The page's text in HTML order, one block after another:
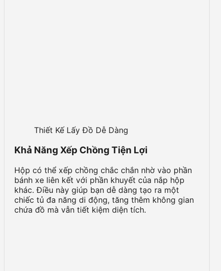
Thiết Kế Lấy Đồ Dễ Dàng
Khả Năng Xếp Chồng Tiện Lợi
Hộp có thể xếp chồng chắc chắn nhờ vào phần
bánh xe liên kết với phần khuyết của nắp hộp
khác. Điều này giúp bạn dễ dàng tạo ra một
chiếc tủ đa năng di động, tăng thêm không gian
chứa đồ mà vẫn tiết kiệm diện tích.